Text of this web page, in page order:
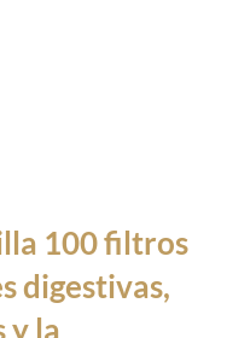
100 filtros
digestivas,
y la